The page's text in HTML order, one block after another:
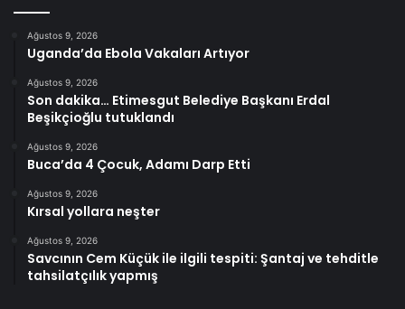
Ağustos 9, 2026
Uganda’da Ebola Vakaları Artıyor
Ağustos 9, 2026
Son dakika… Etimesgut Belediye Başkanı Erdal
Beşikçioğlu tutuklandı
Ağustos 9, 2026
Buca’da 4 Çocuk, Adamı Darp Etti
Ağustos 9, 2026
Kırsal yollara neşter
Ağustos 9, 2026
Savcının Cem Küçük ile ilgili tespiti: Şantaj ve tehditle
tahsilatçılık yapmış